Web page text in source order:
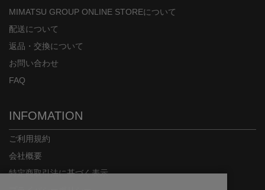
MIMATSU GROUP ONLINE STOREについて
配送について
返品・交換について
お問い合わせ
FAQ
INFOMATION
ご利用規約
会社概要
特定商取引法に基づく表示